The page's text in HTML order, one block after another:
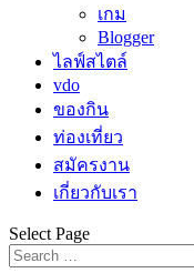
เกม
Blogger
ไลฟ์สไตล์
vdo
ของกิน
ท่องเที่ยว
สมัครงาน
เกี่ยวกับเรา
Select Page